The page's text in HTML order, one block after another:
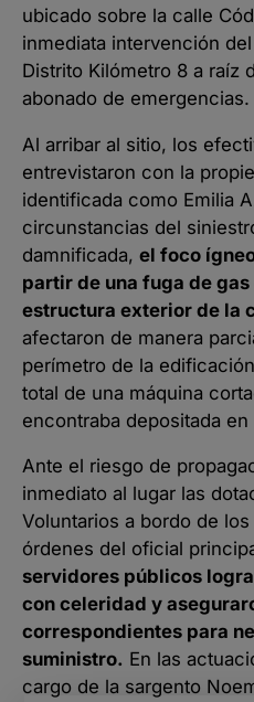
ubicado sobre la calle
inmediata intervención
Distrito Kilómetro 8 a raíz
abonado de emergencias.
Al arribar al sitio, los
entrevistaron con la
identificada como Emilia
circunstancias del
damnificada, el foco
partir de una fuga de
estructura exterior de la
afectaron de manera
perímetro de la
total de una máquina
encontraba depositada
Ante el riesgo de
inmediato al lugar las
Voluntarios a bordo de
órdenes del oficial
servidores públicos
con celeridad y
correspondientes para
suministro. En las
cargo de la sargento